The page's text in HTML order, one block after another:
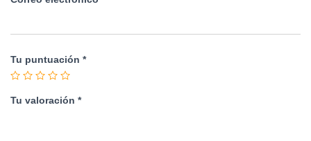
Tu puntuación *
Tu valoración *